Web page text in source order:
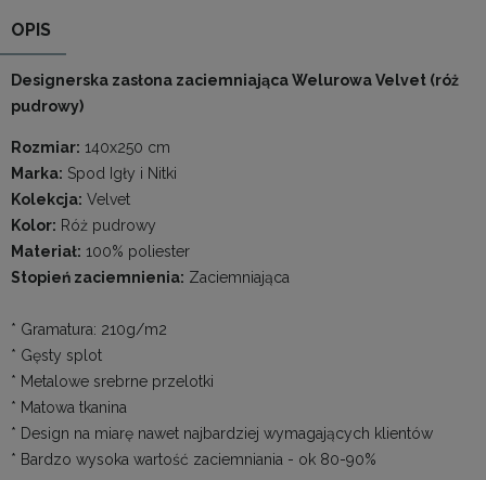
OPIS
Designerska zasłona zaciemniającaWelurowaVelvet (róż
pudrowy)
Rozmiar: 140x250 cm
Marka: Spod Igły i Nitki
Kolekcja: Velvet
Kolor: Róż pudrowy
Materiał: 100% poliester
Stopień zaciemnienia: Zaciemniająca
* Gramatura: 210g/m2
* Gęsty splot
* Metalowe srebrne przelotki
* Matowa tkanina
* Design na miarę nawet najbardziej wymagających klientów
* Bardzo wysoka wartość zaciemniania - ok 80-90%